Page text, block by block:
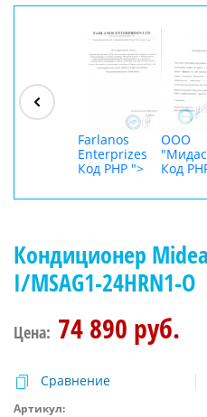
Farlanos
Enterprizes
Код PHP ">
ООО
Код
Кондиционер
I/MSAG1-24HRN1-O
Цена: 74 890 руб.
Сравнение
Артикул: